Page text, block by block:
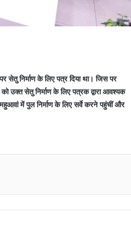
निर्माण के लिए पत्र दिया था। जिस पर
उक्त सेतु निर्माण के लिए पत्रक द्वारा आवश्यक
में पुल निर्माण के लिए सर्वे करने पहुंचीं और